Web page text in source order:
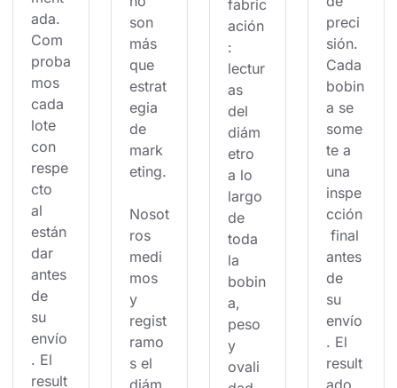
ada.
Com
proba
mos
cada
lote
con
respe
cto
al
están
dar
antes
de
su
envío
. El
result
son
más
que
estrat
egia
de
mark
eting.
Nosot
ros
medi
mos
y
regist
ramo
s el
fabric
ación
:
lectur
as
del
diám
etro
a lo
largo
de
toda
la
bobin
a,
peso
y
ovali
preci
sión.
Cada
bobin
a se
some
te a
una
inspe
cción
final
antes
de
su
envío
. El
result